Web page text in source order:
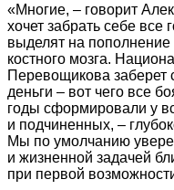
«Многие, – говорит
хочет забрать себе все
выделят на
костного мозга.
Перевощикова заберет
деньги – вот чего все
годы сформировали у
и подчиненных, –
Мы по умолчанию
и жизненной задачей
при первой